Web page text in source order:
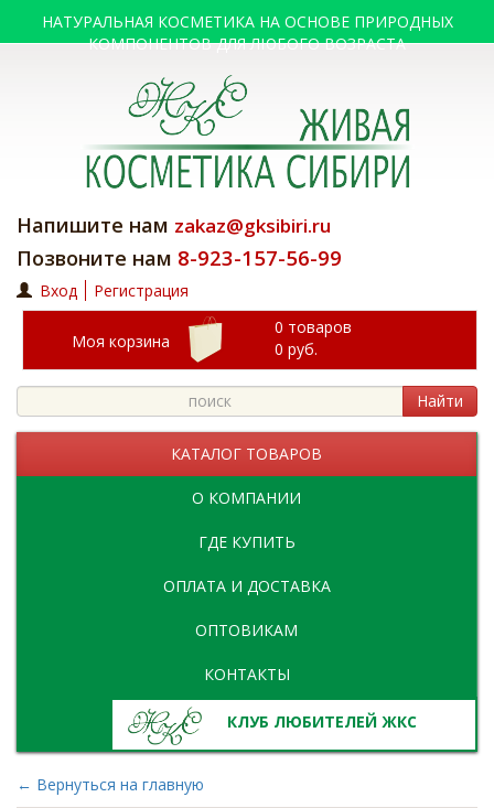
НАТУРАЛЬНАЯ КОСМЕТИКА НА ОСНОВЕ ПРИРОДНЫХ
КОМПОНЕНТОВ ДЛЯ ЛЮБОГО ВОЗРАСТА
Напишите нам zakaz@gksibiri.ru
Позвоните нам 8-923-157-56-99
Вход Регистрация
Моя корзина
0 товаров
0 руб.
Найти
КАТАЛОГ ТОВАРОВ
О КОМПАНИИ
ГДЕ КУПИТЬ
ОПЛАТА И ДОСТАВКА
ОПТОВИКАМ
КОНТАКТЫ
КЛУБ ЛЮБИТЕЛЕЙ ЖКС
← Вернуться на главную